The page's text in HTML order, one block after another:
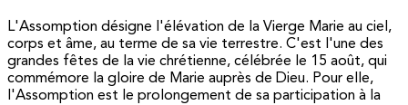
L'Assomption désigne l'élévation de la Vierge Marie au ciel,
corps et âme, au terme de sa vie terrestre. C'est l'une des
grandes fêtes de la vie chrétienne, célébrée le 15 août, qui
commémore la gloire de Marie auprès de Dieu. Pour elle,
l'Assomption est le prolongement de sa participation à la